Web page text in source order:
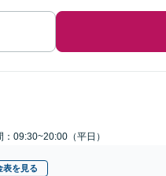
：09:30~20:00（平日）
表を見る